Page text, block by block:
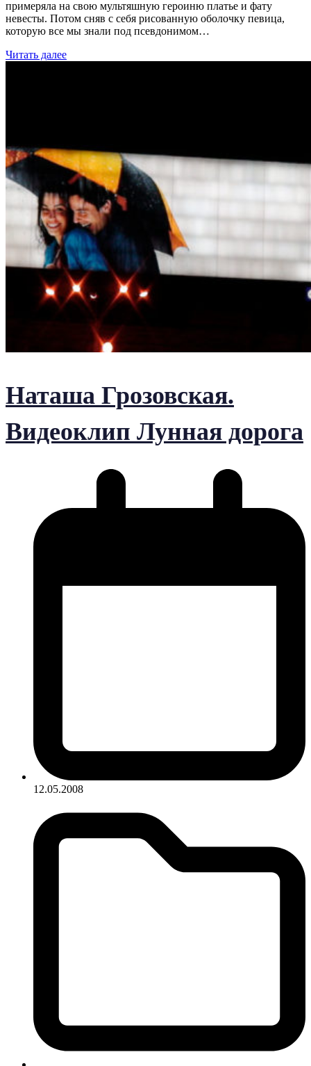
примеряла на свою мультяшную героиню платье и фату
невесты. Потом сняв с себя рисованную оболочку певица,
которую все мы знали под псевдонимом…
Читать далее
Наташа Грозовская.
Видеоклип Лунная дорога
12.05.2008